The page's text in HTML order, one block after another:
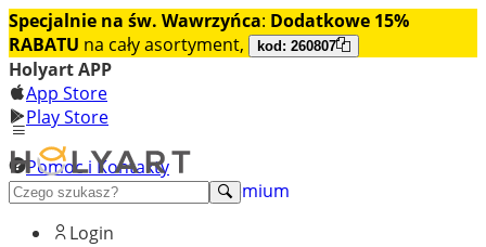
Specjalnie na św. Wawrzyńca: Dodatkowe 15%
RABATU na cały asortyment, kod: 260807
Holyart APP
App Store
Play Store
Pomoc i Kontakty
+48 222 922 860
Odkryj premium
Login